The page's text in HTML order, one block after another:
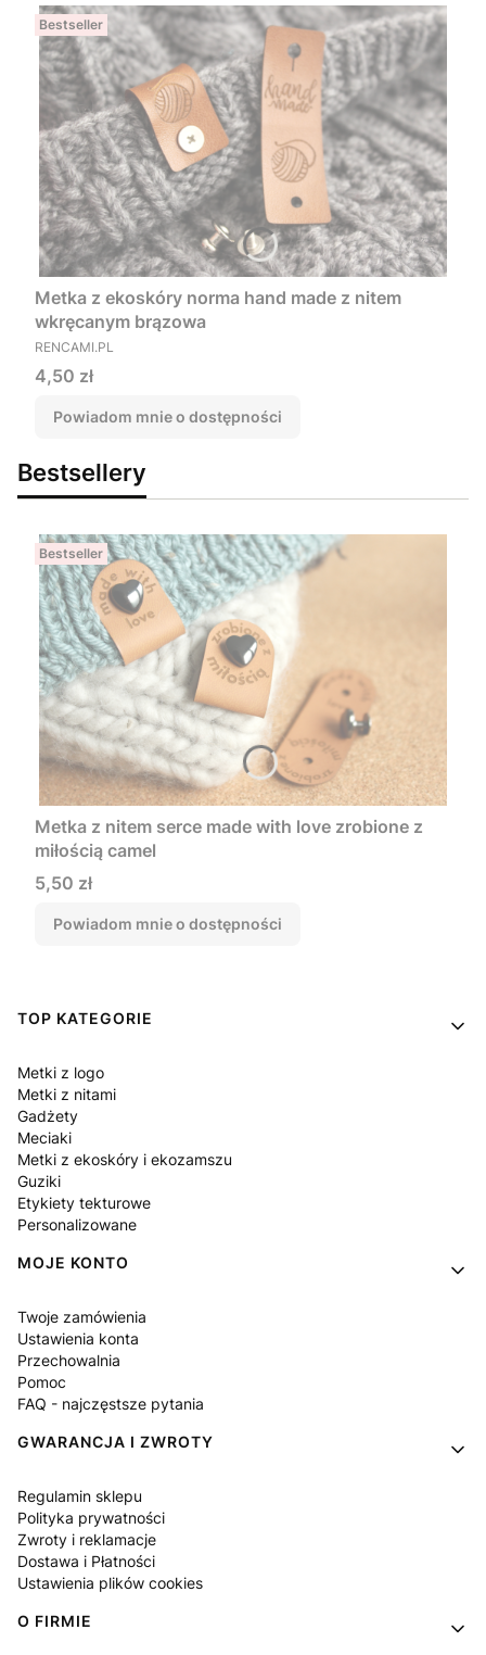
Bestseller
Metka z ekoskóry norma hand made z nitem
wkręcanym brązowa
PRODUCENT
RENCAMI.PL
Cena
4,50 zł
Powiadom mnie o dostępności
Bestsellery
Bestseller
Metka z nitem serce made with love zrobione z
miłością camel
Cena
5,50 zł
Powiadom mnie o dostępności
Linki w stopce
TOP KATEGORIE
Metki z logo
Metki z nitami
Gadżety
Meciaki
Metki z ekoskóry i ekozamszu
Guziki
Etykiety tekturowe
Personalizowane
MOJE KONTO
Twoje zamówienia
Ustawienia konta
Przechowalnia
Pomoc
FAQ - najczęstsze pytania
GWARANCJA I ZWROTY
Regulamin sklepu
Polityka prywatności
Zwroty i reklamacje
Dostawa i Płatności
Ustawienia plików cookies
O FIRMIE